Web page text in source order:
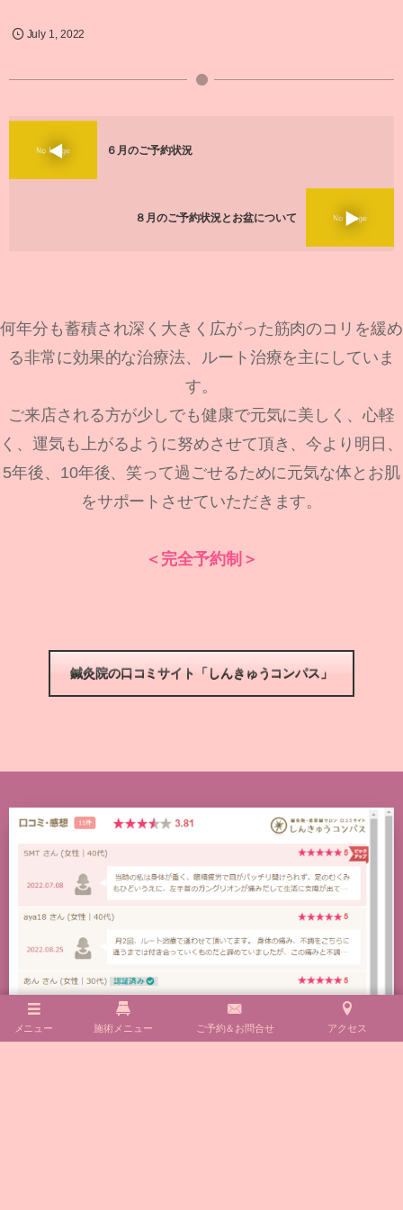
July 1, 2022
６月のご予約状況
８月のご予約状況とお盆について
何年分も蓄積され深く大きく広がった筋肉のコリを緩め
る非常に効果的な治療法、ルート治療を主にしていま
す。
ご来店される方が少しでも健康で元気に美しく、心軽
く、運気も上がるように努めさせて頂き、今より明日、
5年後、10年後、笑って過ごせるために元気な体とお肌
をサポートさせていただきます。
＜完全予約制＞
鍼灸院の口コミサイト「しんきゅうコンパス」
メニュー 施術メニュー ご予約＆お問合せ アクセス